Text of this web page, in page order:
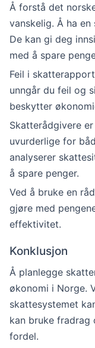
Å forstå det
vanskelig. Å ha
De kan gi deg
med å spare
Feil i
unngår du feil og
beskytter
Skatterådgivere
uvurderlige for
analyserer
å spare penger.
Ved å bruke en
gjøre med
effektivitet.
Konklusjon
Å planlegge
økonomi i Norge.
skattesystemet
kan bruke fradrag
fordel.